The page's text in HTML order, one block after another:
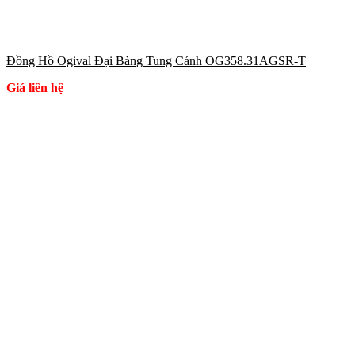
Đồng Hồ Ogival Đại Bàng Tung Cánh OG358.31AGSR-T
Giá liên hệ